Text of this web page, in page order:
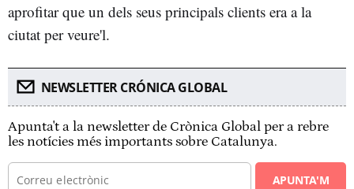
aprofitar que un dels seus principals clients era a la
ciutat per veure'l.
NEWSLETTER CRÓNICA GLOBAL
Apunta't a la newsletter de Crònica Global per a rebre
les notícies més importants sobre Catalunya.
APUNTA'M